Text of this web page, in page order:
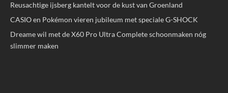
Reusachtige ijsberg kantelt voor de kust van Groenland
CASIO en Pokémon vieren jubileum met speciale G-SHOCK
Dreame wil met de X60 Pro Ultra Complete schoonmaken nóg
slimmer maken